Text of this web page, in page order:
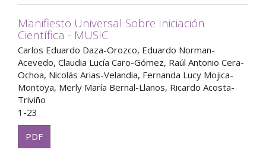
Manifiesto Universal Sobre Iniciación
Científica - MUSIC
Carlos Eduardo Daza-Orozco, Eduardo Norman-
Acevedo, Claudia Lucía Caro-Gómez, Raúl Antonio Cera-
Ochoa, Nicolás Arias-Velandia, Fernanda Lucy Mojica-
Montoya, Merly María Bernal-Llanos, Ricardo Acosta-
Triviño
1-23
PDF